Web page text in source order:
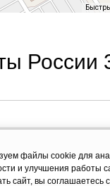
России
файлы cookie для
и улучшения работы
сайт, вы соглашаетесь